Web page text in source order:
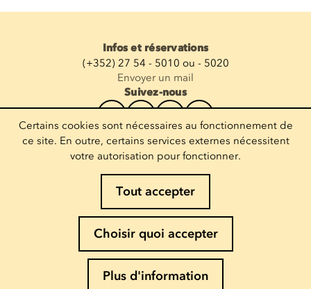
Infos et réservations
(+352) 27 54 - 5010 ou - 5020
Envoyer un mail
Suivez-nous
Recevoir la newsletter
Entrez votre mail
Politique de Cookies
Politique de confidentialité
Certains cookies sont nécessaires au fonctionnement de
ce site. En outre, certains services externes nécessitent
votre autorisation pour fonctionner.
Tout accepter
Choisir quoi accepter
Plus d'information